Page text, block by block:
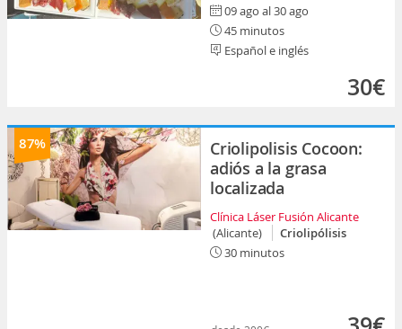
09 ago al 30 ago
45 minutos
Español e inglés
30€
87%
Criolipolisis Cocoon:
adiós a la grasa
localizada
Clínica Láser Fusión Alicante
(Alicante)
Criolipólisis
30 minutos